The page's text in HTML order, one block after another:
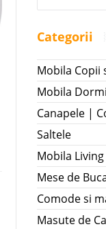
Categorii
Mobila Copii
Mobila
Canapele |
Saltele
Mobila Living
Mese de
Comode si
Masute de